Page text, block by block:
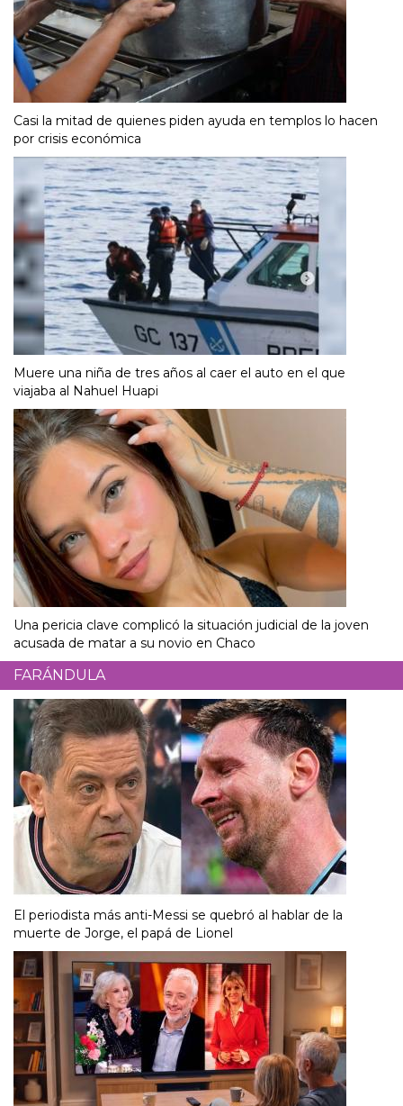
Casi la mitad de quienes piden ayuda en templos lo hacen
por crisis económica
Muere una niña de tres años al caer el auto en el que
viajaba al Nahuel Huapi
Una pericia clave complicó la situación judicial de la joven
acusada de matar a su novio en Chaco
FARÁNDULA
El periodista más anti-Messi se quebró al hablar de la
muerte de Jorge, el papá de Lionel